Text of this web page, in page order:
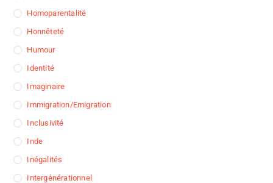
Homoparentalité
Honnêteté
Humour
Identité
Imaginaire
Immigration/Emigration
Inclusivité
Inde
Inégalités
Intergénérationnel